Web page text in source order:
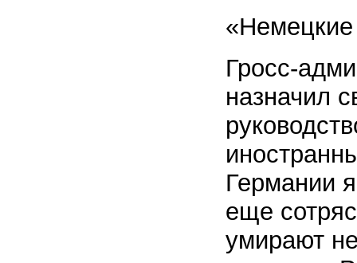
Гросс-
назначил
Германии
еще
умирают